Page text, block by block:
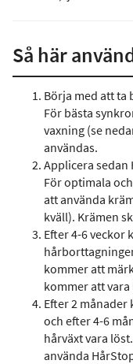
Så här
Börja med att ta
För bästa
vaxning (se
användas.
Applicera
För optimala
att använda
kväll). Krämen
Efter 4-6 veckor
kommer att
kommer att
Efter 2
och efter 4-6
hårväxt vara
använda